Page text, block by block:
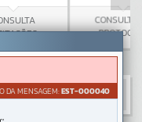
CONSULTA DE
PROTOCOLO
DA MENSAGEM:EST-000040